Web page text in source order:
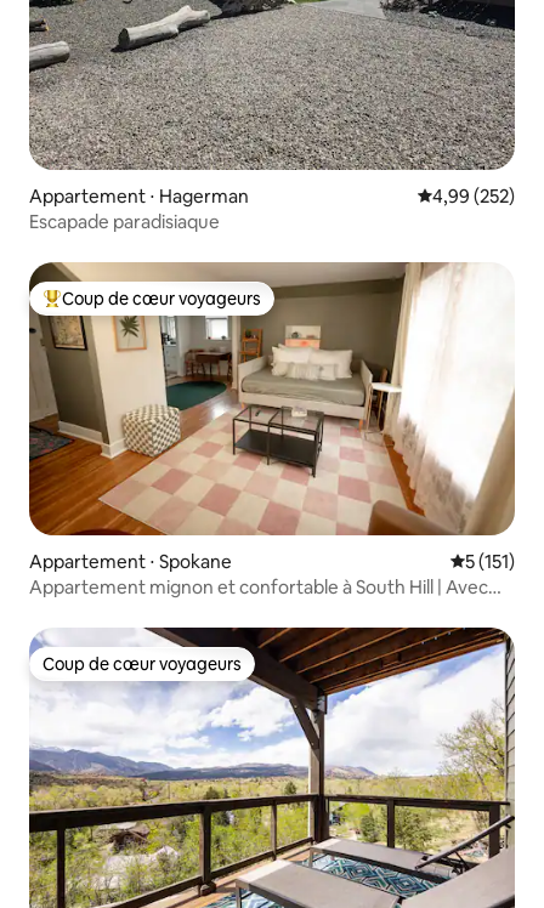
Appartement ⋅ Hagerman Évaluation
4,99 (252)
Escapade paradisiaque
Coups de cœur voyageurs les plus appréciés
Coup de cœur voyageurs
Appartement ⋅ Spokane Évaluation
5 (151)
Appartement mignon et confortable à South Hill | Avec
Coup de cœur voyageurs
Coup de cœur voyageurs